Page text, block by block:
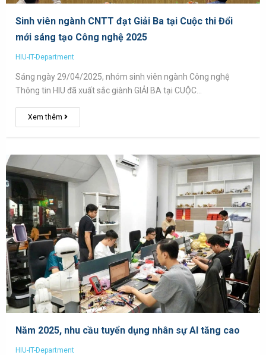
Sinh viên ngành CNTT đạt Giải Ba tại Cuộc thi Đổi
mới sáng tạo Công nghệ 2025
HIU-IT-Department
Sáng ngày 29/04/2025, nhóm sinh viên ngành Công nghệ
Thông tin HIU đã xuất sắc giành GIẢI BA tại CUỘC…
Xem thêm
Năm 2025, nhu cầu tuyển dụng nhân sự AI tăng cao
HIU-IT-Department